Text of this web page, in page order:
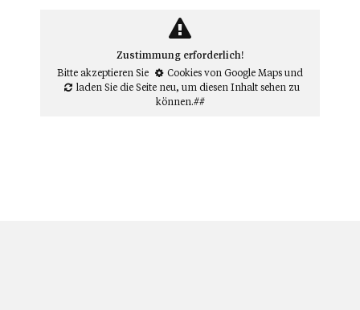
Zustimmung erforderlich!
Bitte akzeptieren Sie
Cookies von Google Mapsund
laden Sie die Seite neu, um diesen Inhalt sehen zu
können.##